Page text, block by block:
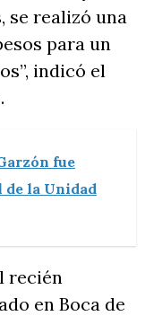
se realizó una
para un
indicó el
fue
de la Unidad
recién
en Boca de